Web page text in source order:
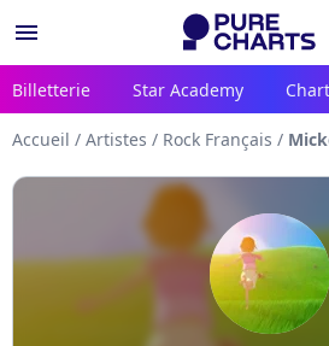
menu
Billetterie Star Academy
Accueil / Artistes / Rock Français /